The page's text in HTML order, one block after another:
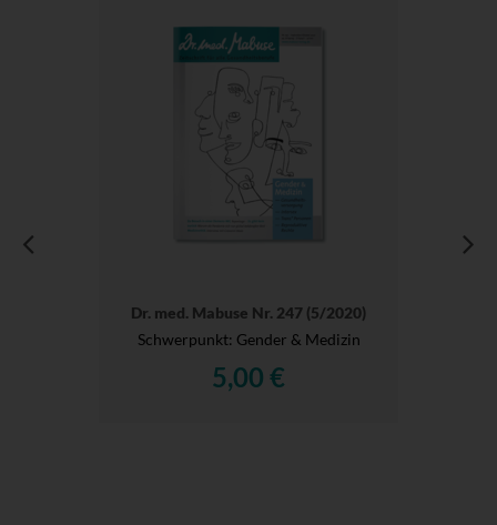
Dr. med. Mabuse Nr. 247 (5/2020)
Schwerpunkt: Gender & Medizin
5,00 €